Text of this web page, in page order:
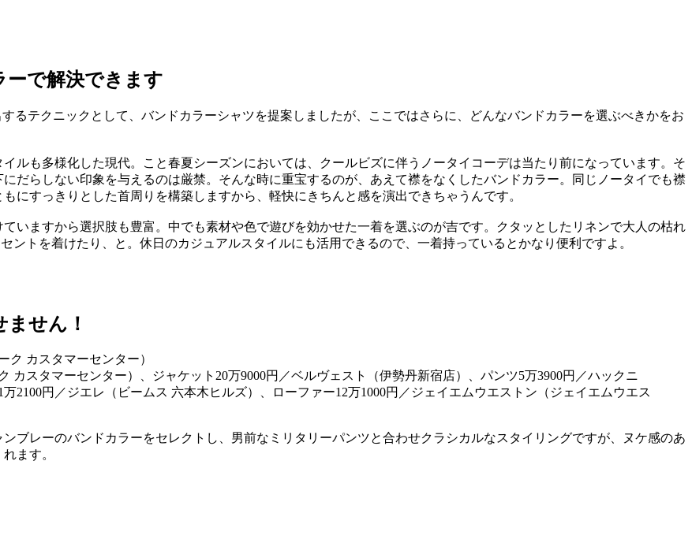
ーで解決できます
るテクニックとして、バンドカラーシャツを提案しましたが、ここではさらに、どんなバンドカラーを選ぶべきかをお
ルも多様化した現代。こと春夏シーズンにおいては、クールビズに伴うノータイコーデは当たり前になっています。そ
だらしない印象を与えるのは厳禁。そんな時に重宝するのが、あえて襟をなくしたバンドカラー。同じノータイでも襟
にすっきりとした首周りを構築しますから、軽快にきちんと感を演出できちゃうんです。
いますから選択肢も豊富。中でも素材や色で遊びを効かせた一着を選ぶのが吉です。クタッとしたリネンで大人の枯れ
トを着けたり、と。休日のカジュアルスタイルにも活用できるので、一着持っているとかなり便利ですよ。
せん！
カスタマーセンター）、ジャケット20万9000円／ベルヴェスト（伊勢丹新宿店）、パンツ5万3900円／ハックニ
2100円／ジエレ（ビームス 六本木ヒルズ）、ローファー12万1000円／ジェイエムウエストン（ジェイエムウエス
ブレーのバンドカラーをセレクトし、男前なミリタリーパンツと合わせクラシカルなスタイリングですが、ヌケ感のあ
ます。